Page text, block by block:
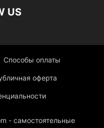
US
Способы оплаты
оферта
- самостоятельные